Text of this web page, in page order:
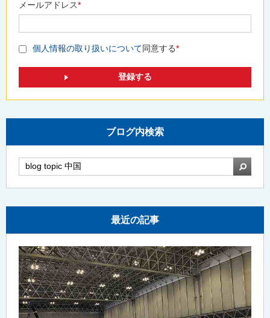
メールアドレス*
個人情報の取り扱いについて同意する*
ブログ内検索
検索
最近の記事